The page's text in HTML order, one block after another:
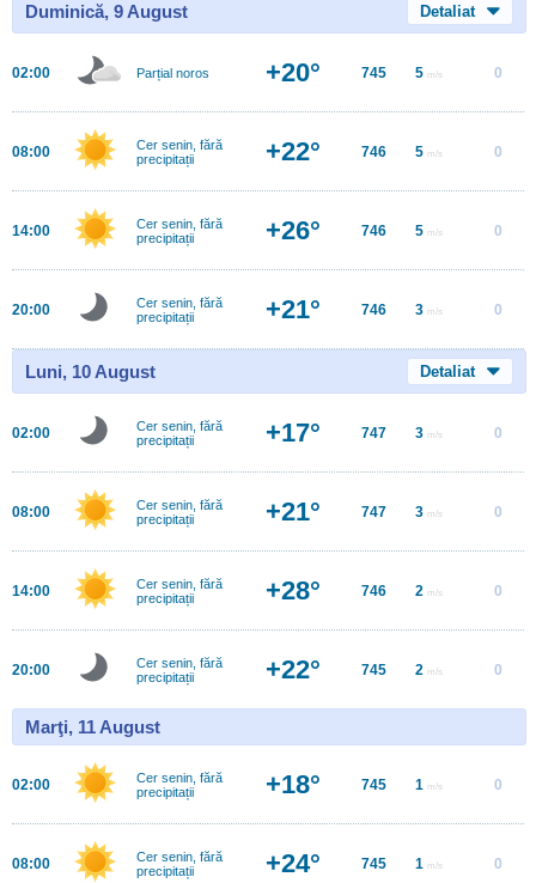
Duminică, 9 August Detaliat
02:00 Parțial noros +20° 745 5 m/s 0
08:00
Cer senin, fără
precipitații
+22° 746 5 m/s 0
14:00
Cer senin, fără
precipitații
+26° 746 5 m/s 0
20:00
Cer senin, fără
precipitații
+21° 746 3 m/s 0
Luni, 10 August Detaliat
02:00
Cer senin, fără
precipitații
+17° 747 3 m/s 0
08:00
Cer senin, fără
precipitații
+21° 747 3 m/s 0
14:00
Cer senin, fără
precipitații
+28° 746 2 m/s 0
20:00
Cer senin, fără
precipitații
+22° 745 2 m/s 0
Marţi, 11 August
02:00
Cer senin, fără
precipitații
+18° 745 1 m/s 0
08:00
Cer senin, fără
precipitații
+24° 745 1 m/s 0